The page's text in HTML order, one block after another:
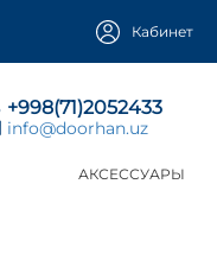
Кабинет
+998(71)2052433
info@doorhan.uz
АКСЕССУАРЫ